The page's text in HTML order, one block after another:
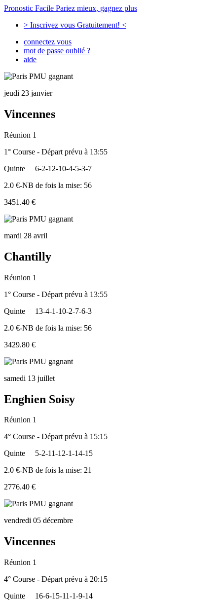
Pronostic Facile Pariez mieux, gagnez plus
> Inscrivez vous Gratuitement! <
connectez vous
mot de passe oublié ?
aide
jeudi 23 janvier
Vincennes
Réunion 1
1° Course - Départ prévu à 13:55
Quinte
6-2-12-10-4-5-3-7
2.0 €-NB de fois la mise: 56
3451.40 €
mardi 28 avril
Chantilly
Réunion 1
1° Course - Départ prévu à 13:55
Quinte
13-4-1-10-2-7-6-3
2.0 €-NB de fois la mise: 56
3429.80 €
samedi 13 juillet
Enghien Soisy
Réunion 1
4° Course - Départ prévu à 15:15
Quinte
5-2-11-12-1-14-15
2.0 €-NB de fois la mise: 21
2776.40 €
vendredi 05 décembre
Vincennes
Réunion 1
4° Course - Départ prévu à 20:15
Quinte
16-6-15-11-1-9-14